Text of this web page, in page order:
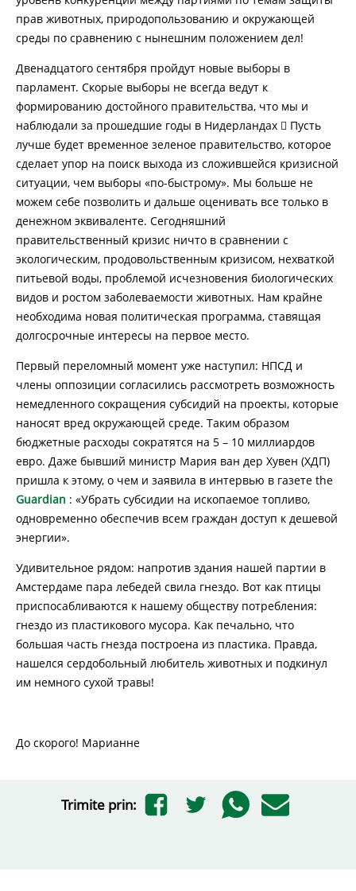
прав животных, природопользованию и окружающей
среды по сравнению с нынешним положением дел!
Двенадцатого сентября пройдут новые выборы в
парламент. Скорые выборы не всегда ведут к
формированию достойного правительства, что мы и
наблюдали за прошедшие годы в Нидерландах  Пусть
лучше будет временное зеленое правительство, которое
сделает упор на поиск выхода из сложившейся кризисной
ситуации, чем выборы «по-быстрому». Мы больше не
можем себе позволить и дальше оценивать все только в
денежном эквиваленте. Сегодняшний
правительственный кризис ничто в сравнении с
экологическим, продовольственным кризисом, нехваткой
питьевой воды, проблемой исчезновения биологических
видов и ростом заболеваемости животных. Нам крайне
необходима новая политическая программа, ставящая
долгосрочные интересы на первое место.
Первый переломный момент уже наступил: НПСД и
члены оппозиции согласились рассмотреть возможность
немедленного сокращения субсидий на проекты, которые
наносят вред окружающей среде. Таким образом
бюджетные расходы сократятся на 5 – 10 миллиардов
евро. Даже бывший министр Мария ван дер Хувен (ХДП)
пришла к этому, о чем и заявила в интервью в газете the
Guardian : «Убрать субсидии на ископаемое топливо,
одновременно обеспечив всем граждан доступ к дешевой
энергии».
Удивительное рядом: напротив здания нашей партии в
Амстердаме пара лебедей свила гнездо. Вот как птицы
приспосабливаются к нашему обществу потребления:
гнездо из пластикового мусора. Как печально, что
большая часть гнезда построена из пластика. Правда,
нашелся сердобольный любитель животных и подкинул
им немного сухой травы!
До скорого! Марианне
Trimite prin: